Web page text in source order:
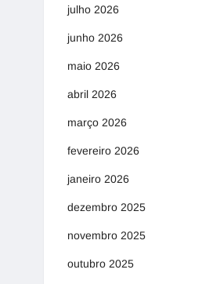
julho 2026
junho 2026
maio 2026
abril 2026
março 2026
fevereiro 2026
janeiro 2026
dezembro 2025
novembro 2025
outubro 2025